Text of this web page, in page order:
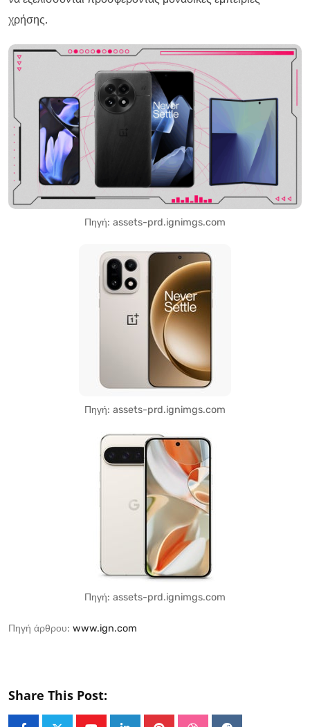
χρήσης.
Πηγή: assets-prd.ignimgs.com
Πηγή: assets-prd.ignimgs.com
Πηγή: assets-prd.ignimgs.com
Πηγή άρθρου: www.ign.com
Share This Post: